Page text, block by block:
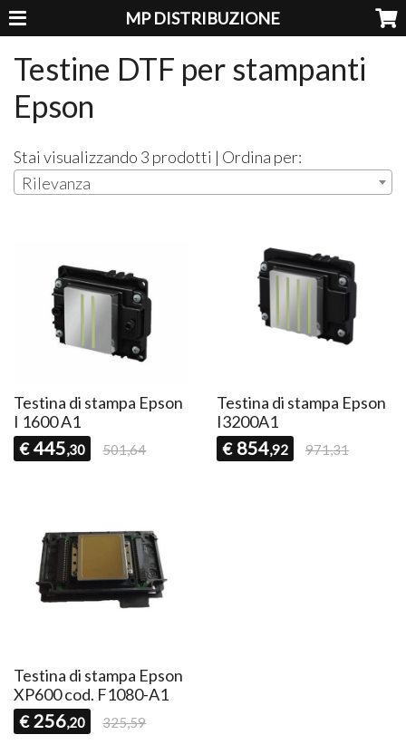
MP DISTRIBUZIONE
Testine DTF per stampanti
Epson
Stai visualizzando 3 prodotti | Ordina per:
Rilevanza
Testina di stampa Epson
I 1600 A1
€ 445,30 501,64
Testina di stampa Epson
I3200A1
€ 854,92 971,31
Testina di stampa Epson
XP600 cod. F1080-A1
€ 256,20 325,59